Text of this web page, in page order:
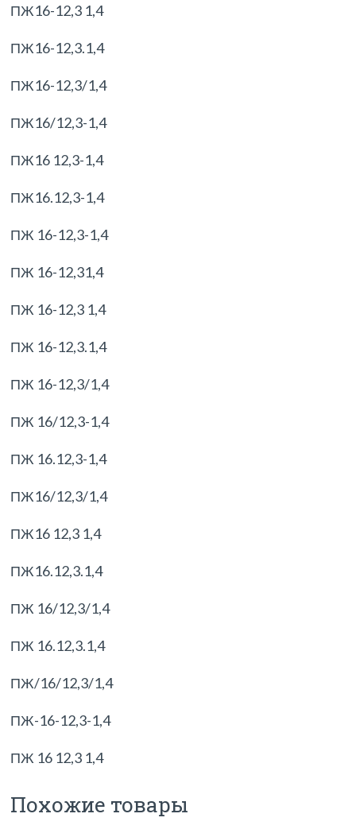
ПЖ16-12,3 1,4
ПЖ16-12,3.1,4
ПЖ16-12,3/1,4
ПЖ16/12,3-1,4
ПЖ16 12,3-1,4
ПЖ16.12,3-1,4
ПЖ 16-12,3-1,4
ПЖ 16-12,31,4
ПЖ 16-12,3 1,4
ПЖ 16-12,3.1,4
ПЖ 16-12,3/1,4
ПЖ 16/12,3-1,4
ПЖ 16.12,3-1,4
ПЖ16/12,3/1,4
ПЖ16 12,3 1,4
ПЖ16.12,3.1,4
ПЖ 16/12,3/1,4
ПЖ 16.12,3.1,4
ПЖ/16/12,3/1,4
ПЖ-16-12,3-1,4
ПЖ 16 12,3 1,4
Похожие товары